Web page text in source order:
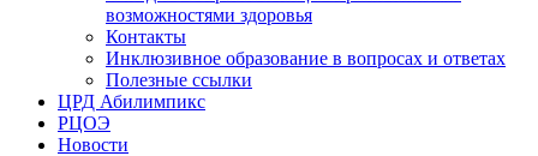
возможностями здоровья
Контакты
Инклюзивное образование в вопросах и ответах
Полезные ссылки
ЦРД Абилимпикс
РЦОЭ
Новости